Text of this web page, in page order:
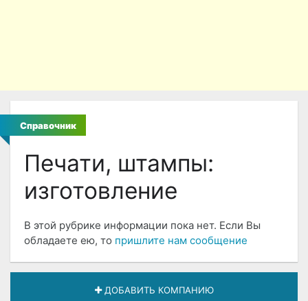
Справочник
Печати, штампы:
изготовление
В этой рубрике информации пока нет. Если Вы
обладаете ею, то пришлите нам сообщение
ДОБАВИТЬ КОМПАНИЮ